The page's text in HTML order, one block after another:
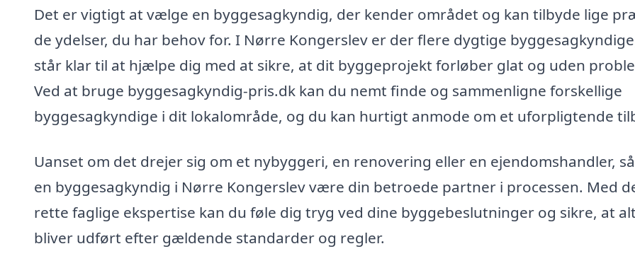
Det er vigtigt at vælge en byggesagkyndig, der kender området og kan tilbyde lige
de ydelser, du har behov for. I Nørre Kongerslev er der flere dygtige
står klar til at hjælpe dig med at sikre, at dit byggeprojekt forløber glat og uden
Ved at bruge byggesagkyndig-pris.dk kan du nemt finde og sammenligne forskellige
byggesagkyndige i dit lokalområde, og du kan hurtigt anmode om et uforpligtende
Uanset om det drejer sig om et nybyggeri, en renovering eller en ejendomshandler,
en byggesagkyndig i Nørre Kongerslev være din betroede partner i processen. Med
rette faglige ekspertise kan du føle dig tryg ved dine byggebeslutninger og sikre, at
bliver udført efter gældende standarder og regler.